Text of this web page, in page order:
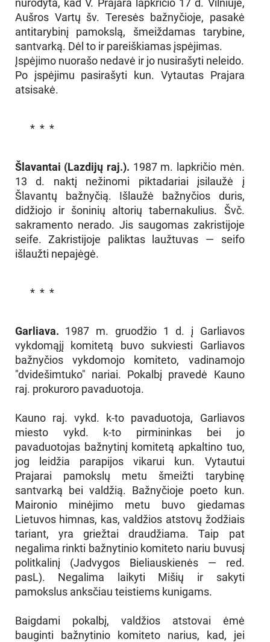
nurodyta, kad V. Prajara lapkričio 17 d. Vilniuje,
Aušros Vartų šv. Teresės bažnyčioje, pasakė
antitarybinį pamokslą, šmeiždamas tarybine,
santvarką. Dėl to ir pareiškiamas įspėjimas.
Įspėjimo nuorašo nedavė ir jo nusirašyti neleido.
Po įspėjimu pasirašyti kun. Vytautas Prajara
atsisakė.
* * *
Šlavantai (Lazdijų raj.). 1987 m. lapkričio mėn.
13 d. naktį nežinomi piktadariai įsilaužė į
Šlavantų bažnyčią. Išlaužė bažnyčios duris,
didžiojo ir šoninių altorių tabernakulius. Švč.
sakramento nerado. Jis saugomas zakristijoje
seife. Zakristijoje paliktas laužtuvas — seifo
išlaužti nepajėgė.
* * *
Garliava. 1987 m. gruodžio 1 d. į Garliavos
vykdomąjį komitetą buvo sukviesti Garliavos
bažnyčios vykdomojo komiteto, vadinamojo
"dvidešimtuko" nariai. Pokalbį pravedė Kauno
raj. prokuroro pavaduotoja.
Kauno raj. vykd. k-to pavaduotoja, Garliavos
miesto vykd. k-to pirmininkas bei jo
pavaduotojas bažnytinį komitetą apkaltino tuo,
jog leidžia parapijos vikarui kun. Vytautui
Prajarai pamokslų metu šmeižti tarybinę
santvarką bei valdžią. Bažnyčioje poeto kun.
Maironio minėjimo metu buvo giedamas
Lietuvos himnas, kas, valdžios atstovų žodžiais
tariant, yra griežtai draudžiama. Taip pat
negalima rinkti bažnytinio komiteto nariu buvusį
politkalinį (Jadvygos Bieliauskienės — red.
pasL). Negalima laikyti Mišių ir sakyti
pamokslus anksčiau teistiems kunigams.
Baigdami pokalbį, valdžios atstovai ėmė
bauginti bažnytinio komiteto narius, kad, jei